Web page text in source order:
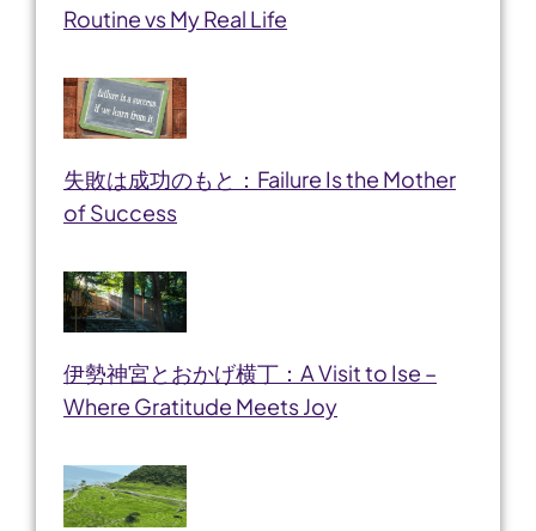
Routine vs My Real Life
失敗は成功のもと：Failure Is the Mother
of Success
伊勢神宮とおかげ横丁：A Visit to Ise –
Where Gratitude Meets Joy